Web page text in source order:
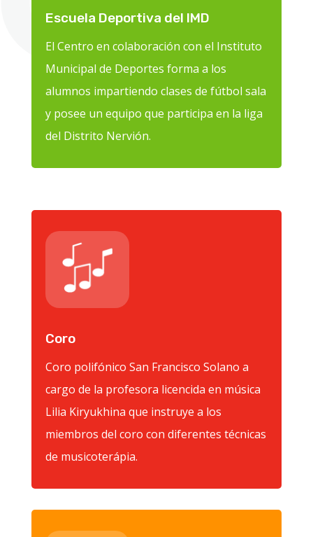
Escuela Deportiva del IMD
El Centro en colaboración con el Instituto
Municipal de Deportes forma a los
alumnos impartiendo clases de fútbol sala
y posee un equipo que participa en la liga
del Distrito Nervión.
Coro
Coro polifónico San Francisco Solano a
cargo de la profesora licencida en música
Lilia Kiryukhina que instruye a los
miembros del coro con diferentes técnicas
de musicoterápia.